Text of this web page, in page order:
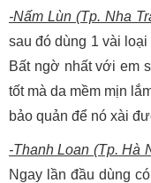
-Nấm Lùn (Tp. Nha
sau đó dùng 1 vài loại
Bất ngờ nhất với em
tốt mà da mềm mịn
bảo quản để nó xài
-Thanh Loan (Tp. Hà
Ngay lần đầu dùng